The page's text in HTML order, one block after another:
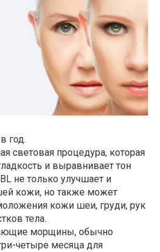
год.
световая процедура, которая
и выравнивает тон
не только улучшает и
кожи, но также может
кожи шеи, груди, рук
тела.
морщины, обычно
четыре месяца для